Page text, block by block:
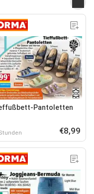
Pantoletten
€8,99